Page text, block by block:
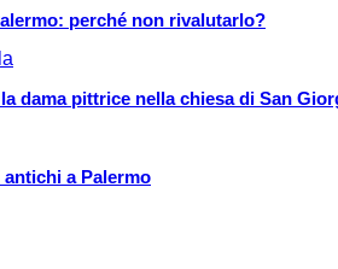
perché non rivalutarlo?
dama pittrice nella chiesa di San
a Palermo